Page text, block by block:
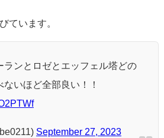
ています。
ランとロゼとエッフェル塔どの
いほど全部良い！！
September 27, 2023